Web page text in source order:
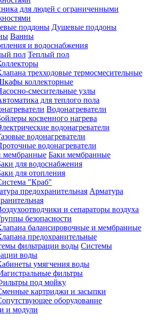
для людей с ограниченными
Душевые поддоны
Ванны
и водоснабжения
Теплый пол
трехходовые термосмесительные
коллекторные
смесительные узлы
для теплого пола
Водонагреватели
косвенного нагрева
водонагреватели
водонагреватели
водонагреватели
Баки мембранные
для водоснабжения
для отопления
"Краб"
Арматура
и сепараторы воздуха
безопасности
балансировочные и мембранные
предохранительные
Системы
воды
умягчения воды
фильтры
под мойку
картриджи и засыпки
оборудование
и модули